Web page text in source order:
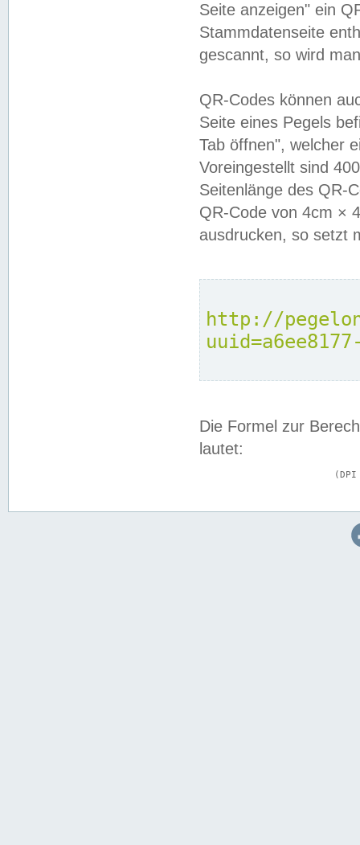
Seite anzeigen" ein
Stammdatenseite
gescannt, so wird
QR-Codes können
Seite eines Pegels
Tab öffnen", welcher
Voreingestellt sind
Seitenlänge des QR-
QR-Code von 4cm ×
ausdrucken, so setzt
http://
Die Formel zur
lautet: